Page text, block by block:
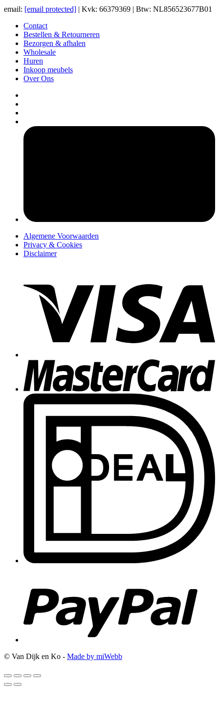
email: [email protected] | Kvk: 66379369 | Btw: NL856523677B01
Contact
Bestellen & Retourneren
Bezorgen & afhalen
Wholesale
Huren
Inkoop meubels
Over Ons
Algemene Voorwaarden
Privacy & Cookies
Disclaimer
© Van Dijk en Ko - Made by miWebb